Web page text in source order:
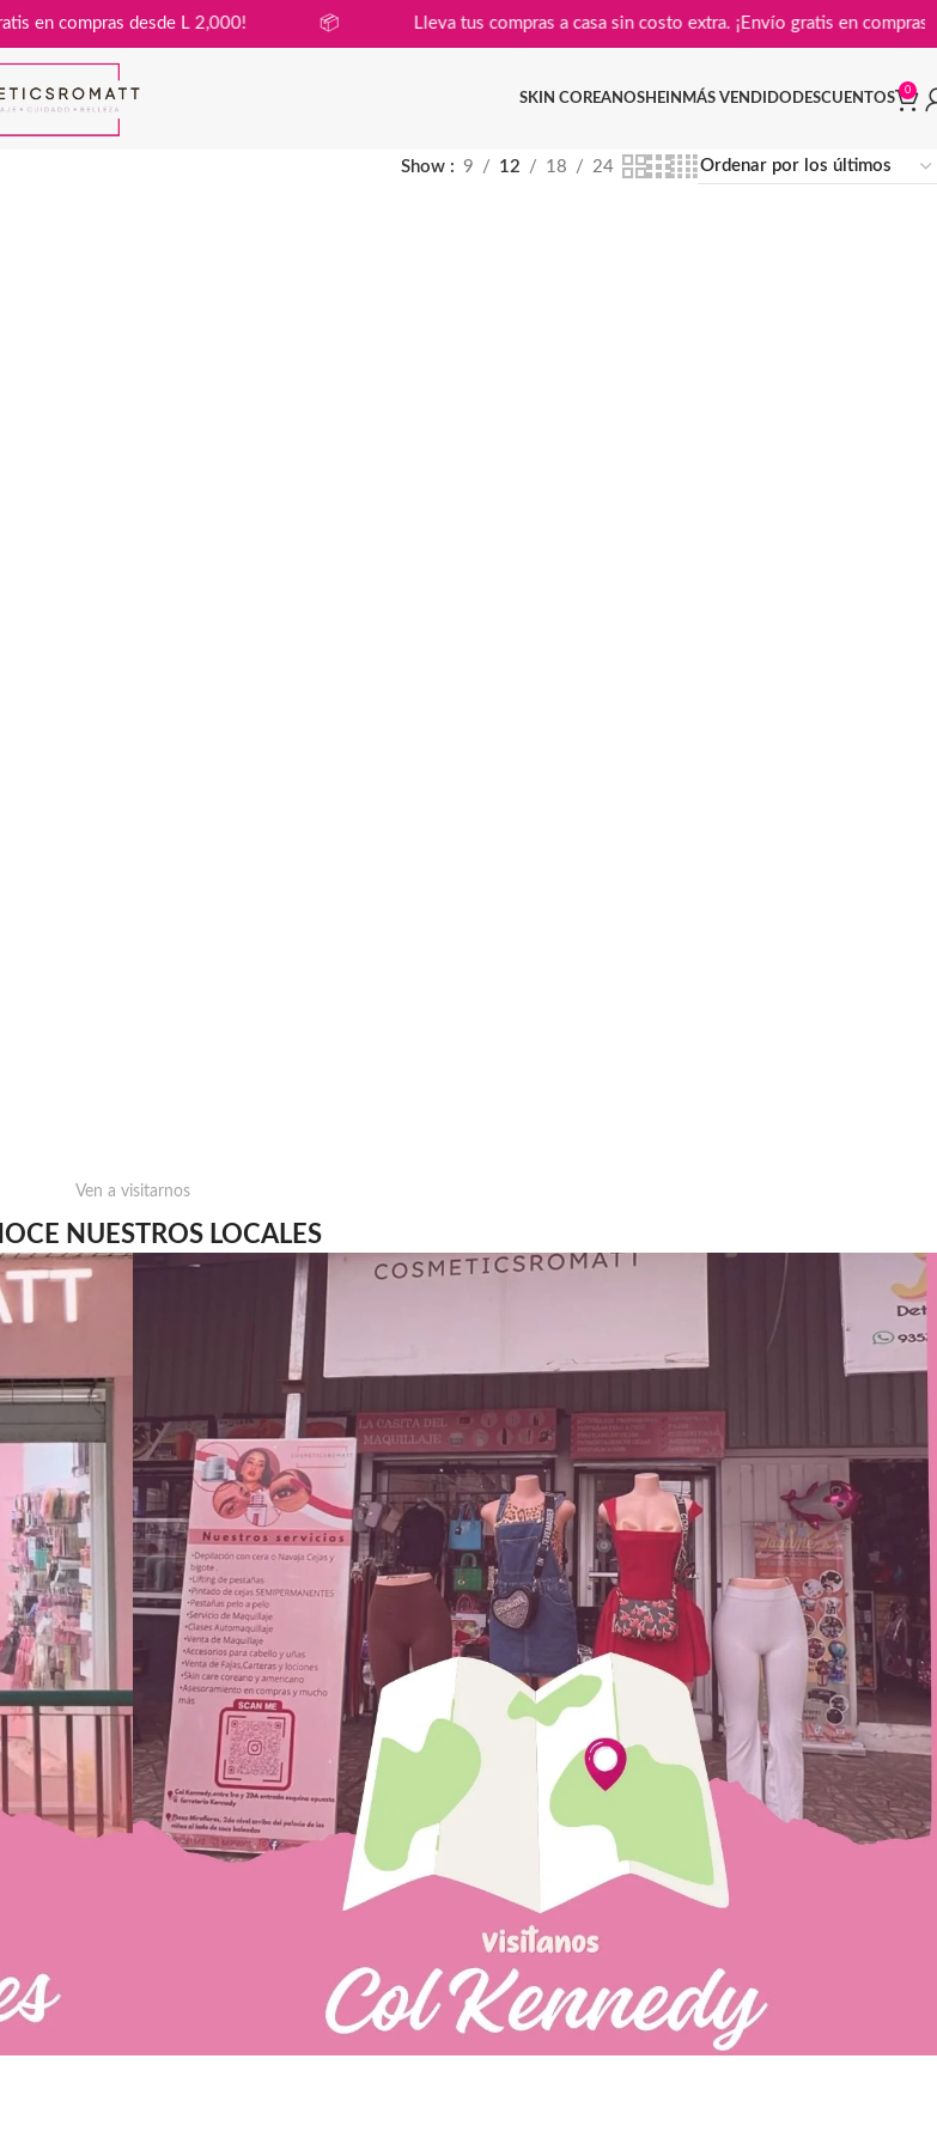
gratis en compras desde L 2,000! Lleva tus compras a casa sin costo extra. ¡Envío gratis en
SKIN COREANOSHEIN MÁS VENDIDO DESCUENTOS
0
Show 9 12 18 24
Ven a visitarnos
NUESTROS LOCALES